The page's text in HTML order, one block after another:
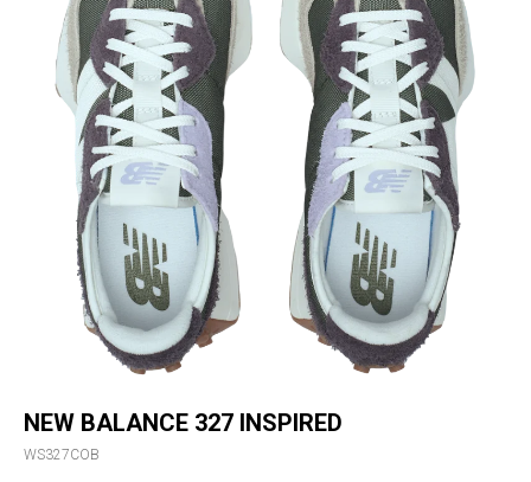
NEW BALANCE 327 INSPIRED
WS327COB